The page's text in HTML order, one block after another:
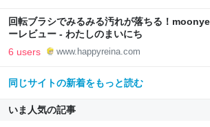
回転ブラシでみるみる汚れが落ちる！
ーレビュー - わたしのまいにち
6 users www.happyreina.com
同じサイトの新着をもっと読む
いま人気の記事